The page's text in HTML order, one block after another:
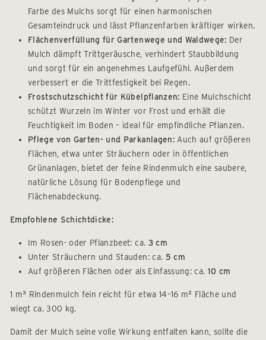
Farbe des Mulchs sorgt für einen harmonischen
Gesamteindruck und lässt Pflanzenfarben kräftiger wirken.
Flächenverfüllung für Gartenwege und Waldwege: Der
Mulch dämpft Trittgeräusche, verhindert Staubbildung
und sorgt für ein angenehmes Laufgefühl. Außerdem
verbessert er die Trittfestigkeit bei Regen.
Frostschutzschicht für Kübelpflanzen: Eine Mulchschicht
schützt Wurzeln im Winter vor Frost und erhält die
Feuchtigkeit im Boden – ideal für empfindliche Pflanzen.
Pflege von Garten- und Parkanlagen:Auch auf größeren
Flächen, etwa unter Sträuchern oder in öffentlichen
Grünanlagen, bietet der feine Rindenmulch eine saubere,
natürliche Lösung für Bodenpflege und
Flächenabdeckung.
Empfohlene Schichtdicke:
Im Rosen- oder Pflanzbeet: ca. 3 cm
Unter Sträuchern und Stauden: ca. 5 cm
Auf größeren Flächen oder als Einfassung: ca. 10 cm
1 m³ Rindenmulch fein reicht für etwa 14–16 m² Fläche und
wiegt ca. 300 kg.
Damit der Mulch seine volle Wirkung entfalten kann, sollte die